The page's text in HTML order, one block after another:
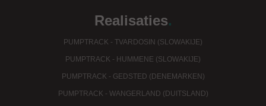
Realisaties.
PUMPTRACK - TVARDOSIN (SLOWAKIJE)
PUMPTRACK - HUMMENE (SLOWAKIJE)
PUMPTRACK - GEDSTED (DENEMARKEN)
PUMPTRACK - WANGERLAND (DUITSLAND)